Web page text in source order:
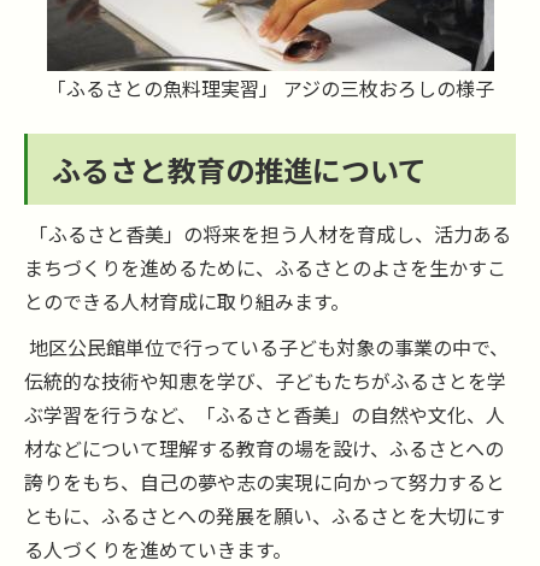
「ふるさとの魚料理実習」 アジの三枚おろしの様子
ふるさと教育の推進について
「ふるさと香美」の将来を担う人材を育成し、活力ある
まちづくりを進めるために、ふるさとのよさを生かすこ
とのできる人材育成に取り組みます。
地区公民館単位で行っている子ども対象の事業の中で、
伝統的な技術や知恵を学び、子どもたちがふるさとを学
ぶ学習を行うなど、「ふるさと香美」の自然や文化、人
材などについて理解する教育の場を設け、ふるさとへの
誇りをもち、自己の夢や志の実現に向かって努力すると
ともに、ふるさとへの発展を願い、ふるさとを大切にす
る人づくりを進めていきます。